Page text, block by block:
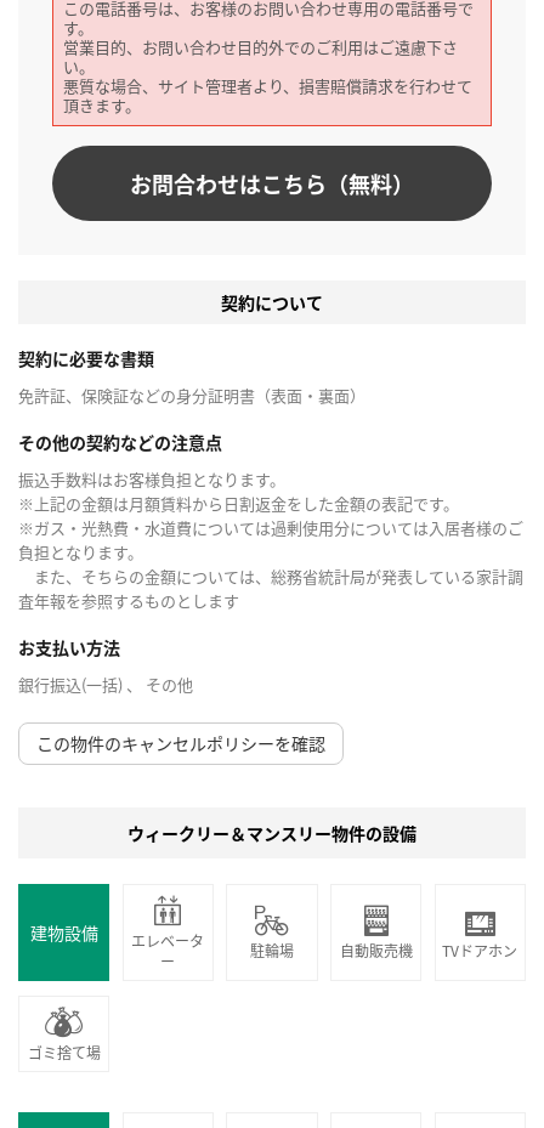
この電話番号は、お客様のお問い合わせ専用の電話番号で
す。
営業目的、お問い合わせ目的外でのご利用はご遠慮下さ
い。
悪質な場合、サイト管理者より、損害賠償請求を行わせて
頂きます。
お問合わせはこちら（無料）
契約について
契約に必要な書類
免許証、保険証などの身分証明書（表面・裏面）
その他の契約などの注意点
振込手数料はお客様負担となります。
※上記の金額は月額賃料から日割返金をした金額の表記です。
※ガス・光熱費・水道費については過剰使用分については入居者様のご
負担となります。
また、そちらの金額については、総務省統計局が発表している家計調
査年報を参照するものとします
お支払い方法
銀行振込(一括) 、 その他
この物件のキャンセルポリシーを確認
ウィークリー＆マンスリー物件の設備
建物設備
エレベータ
ー
駐輪場 自動販売機 TVドアホン
ゴミ捨て場